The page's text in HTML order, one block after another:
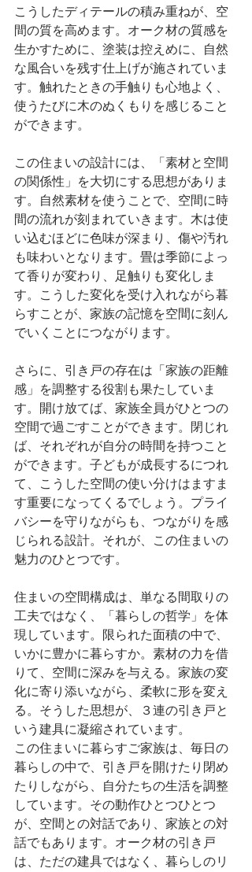
こうしたディテールの積み重ねが、空
間の質を高めます。オーク材の質感を
生かすために、塗装は控えめに、自然
な風合いを残す仕上げが施されていま
す。触れたときの手触りも心地よく、
使うたびに木のぬくもりを感じること
ができます。
この住まいの設計には、「素材と空間
の関係性」を大切にする思想がありま
す。自然素材を使うことで、空間に時
間の流れが刻まれていきます。木は使
い込むほどに色味が深まり、傷や汚れ
も味わいとなります。畳は季節によっ
て香りが変わり、足触りも変化しま
す。こうした変化を受け入れながら暮
らすことが、家族の記憶を空間に刻ん
でいくことにつながります。
さらに、引き戸の存在は「家族の距離
感」を調整する役割も果たしていま
す。開け放てば、家族全員がひとつの
空間で過ごすことができます。閉じれ
ば、それぞれが自分の時間を持つこと
ができます。子どもが成長するにつれ
て、こうした空間の使い分けはますま
す重要になってくるでしょう。プライ
バシーを守りながらも、つながりを感
じられる設計。それが、この住まいの
魅力のひとつです。
住まいの空間構成は、単なる間取りの
工夫ではなく、「暮らしの哲学」を体
現しています。限られた面積の中で、
いかに豊かに暮らすか。素材の力を借
りて、空間に深みを与える。家族の変
化に寄り添いながら、柔軟に形を変え
る。そうした思想が、３連の引き戸と
いう建具に凝縮されています。
この住まいに暮らすご家族は、毎日の
暮らしの中で、引き戸を開けたり閉め
たりしながら、自分たちの生活を調整
しています。その動作ひとつひとつ
が、空間との対話であり、家族との対
話でもあります。オーク材の引き戸
は、ただの建具ではなく、暮らしのリ